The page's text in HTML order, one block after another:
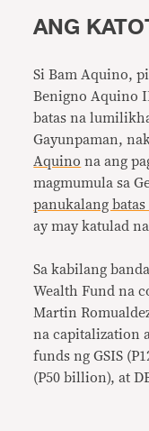
ANG
Si Bam Aquino,
Benigno Aquino
batas na
Gayunpaman,
Aquino na ang
magmumula sa
panukalang
ay may katulad
Sa kabilang
Wealth Fund na
Martin
na capitalization
funds ng GSIS
(P50 billion), at